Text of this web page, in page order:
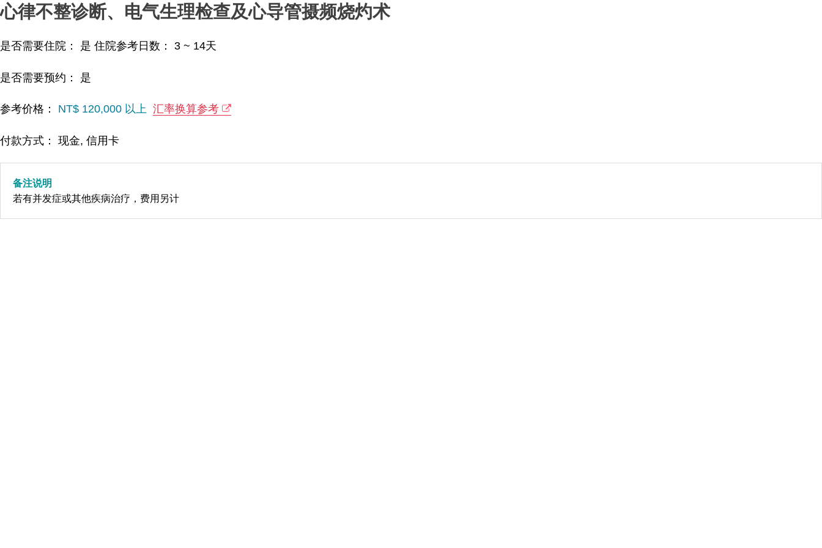
心律不整诊断、电气生理检查及心导管摄频烧灼术
是否需要住院： 是 住院参考日数： 3 ~ 14天
是否需要预约： 是
参考价格： NT$ 120,000 以上 汇率换算参考
付款方式： 现金, 信用卡
备注说明
若有并发症或其他疾病治疗，费用另计